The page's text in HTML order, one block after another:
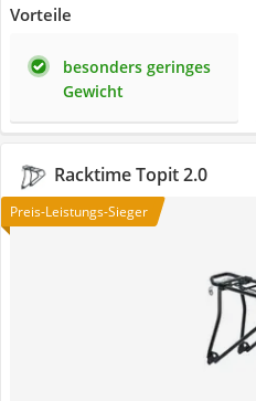
Vorteile
besonders geringes
Gewicht
Racktime Topit 2.0
Preis-Leistungs-Sieger